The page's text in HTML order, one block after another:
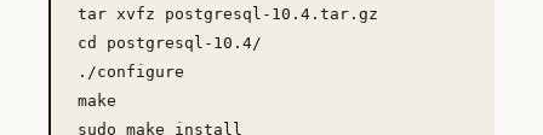
tar xvfz postgresql-10.4.tar.gz
cd postgresql-10.4/
./configure
make